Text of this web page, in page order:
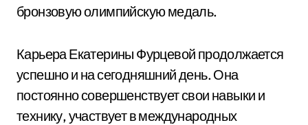
бронзовую олимпийскую медаль.
Карьера Екатерины Фурцевой продолжается
успешно и на сегодняшний день. Она
постоянно совершенствует свои навыки и
технику, участвует в международных